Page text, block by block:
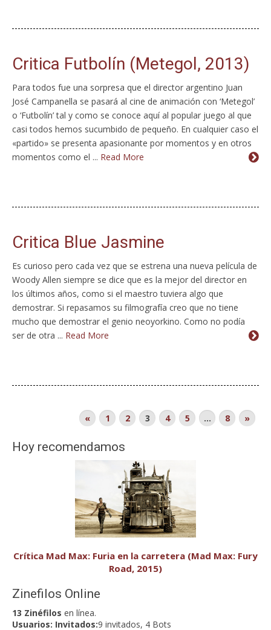
Critica Futbolín (Metegol, 2013)
Para todos fue una sorpresa que el director argentino Juan
José Campanella se pasará al cine de animación con ‘Metegol’
o ‘Futbolín’ tal y como se conoce aquí al popular juego al que
casi todos hemos sucumbido de pequeño. En cualquier caso el
«partido» se presenta apasionante por momentos y en otros
momentos como el ... Read More
Critica Blue Jasmine
Es curioso pero cada vez que se estrena una nueva película de
Woody Allen siempre se dice que es la mejor del director en
los últimos años, como si el maestro tuviera algo que
demostrar. Si repasamos su filmografía creo que no tiene
mucho que demostrar el genio neoyorkino. Como no podía
ser de otra ... Read More
« 1 2 3 4 5 … 8 »
Hoy recomendamos
Crítica Mad Max: Furia en la carretera (Mad Max: Fury
Road, 2015)
Zinefilos Online
13 Zinéfilos en línea.
Usuarios: Invitados:9 invitados, 4 Bots